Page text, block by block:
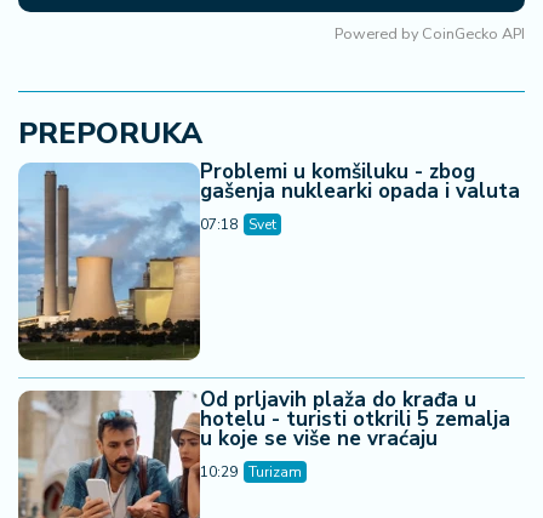
Powered by CoinGecko API
PREPORUKA
Problemi u komšiluku - zbog
gašenja nuklearki opada i valuta
07:18 Svet
Od prljavih plaža do krađa u
hotelu - turisti otkrili 5 zemalja
u koje se više ne vraćaju
10:29 Turizam